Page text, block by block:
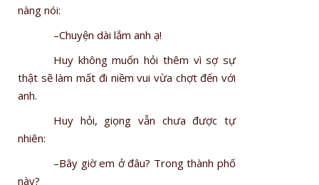
nàng nói:
–Chuyện dài lắm anh ạ!
Huy không muốn hỏi thêm vì sợ sự
thật sẽ làm mất đi niềm vui vừa chợt đến với
anh.
Huy hỏi, giọng vẫn chưa được tự
nhiên:
–Bây giờ em ở đâu? Trong thành phố
này?